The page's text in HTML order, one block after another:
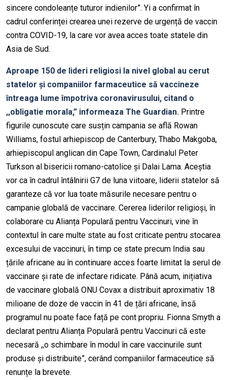
sincere condoleanțe tuturor indienilor”. Yi a confirmat în
cadrul conferinței crearea unei rezerve de urgență de vaccin
contra COVID-19, la care vor avea acces toate statele din
Asia de Sud.
Aproape 150 de lideri religiosi la nivel global au cerut
statelor și companiilor farmaceutice să vaccineze
întreaga lume împotriva coronavirusului, citand o
,,obligatie morala,” informeaza The Guardian. Printre
figurile cunoscute care susțin campania se află Rowan
Williams, fostul arhiepiscop de Canterbury, Thabo Makgoba,
arhiepiscopul anglican din Cape Town, Cardinalul Peter
Turkson al bisericii romano-catolice și Dalai Lama. Aceștia
vor ca în cadrul întâlnirii G7 de luna viitoare, liderii statelor să
garanteze că vor lua toate măsurile necesare pentru o
campanie globală de vaccinare. Cererea liderilor religioși, în
colaborare cu Alianța Populară pentru Vaccinuri, vine în
contextul în care multe state au fost criticate pentru stocarea
excesului de vaccinuri, în timp ce state precum India sau
țările africane au în continuare acces foarte limitat la serul de
vaccinare și rate de infectare ridicate. Până acum, inițiativa
de vaccinare globală ONU Covax a distribuit aproximativ 18
milioane de doze de vaccin în 41 de țări africane, însă
programul nu poate face față pe cont propriu. Fionna Smyth a
declarat pentru Alianța Populară pentru Vaccinuri că este
necesară ,,o schimbare în modul în care vaccinurile sunt
produse și distribuite”, cerând companiilor farmaceutice să
renunțe la brevete.